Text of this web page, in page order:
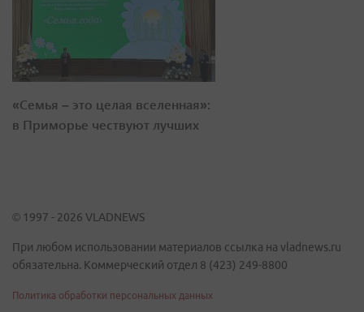
«Семья – это целая вселенная»:
в Приморье чествуют лучших
© 1997 - 2026 VLADNEWS
При любом использовании материалов ссылка на vladnews.ru
обязательна. Коммерческий отдел 8 (423) 249-8800
Политика обработки персональных данных